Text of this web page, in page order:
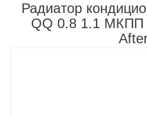
Радиатор
QQ 0.8 1.1 МКПП